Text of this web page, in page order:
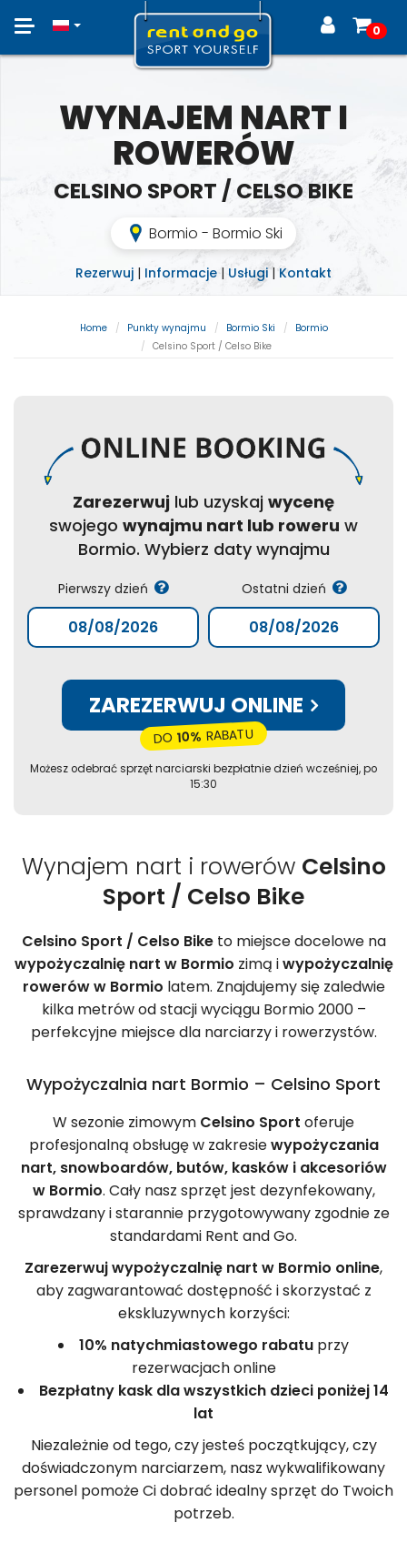
Toggle
0
WYNAJEM NART I
ROWERÓW
CELSINO SPORT / CELSO BIKE
Bormio - Bormio Ski
Rezerwuj | Informacje | Usługi| Kontakt
Home Punkty wynajmu Bormio Ski
Bormio
Celsino Sport / Celso Bike
Zarezerwuj lub uzyskaj wycenę
swojego wynajmu nart lub roweru w
Bormio. Wybierz daty wynajmu
Pierwszy dzień Ostatni dzień
ZAREZERWUJ ONLINE
DO10% RABATU
Możesz odebrać sprzęt narciarski bezpłatnie dzień wcześniej, po
15:30
Wynajem nart i rowerów Celsino
Sport / Celso Bike
Celsino Sport / Celso Biketo miejsce docelowe na
wypożyczalnię nart w Bormio zimą iwypożyczalnię
rowerów w Bormio latem. Znajdujemy się zaledwie
kilka metrów od stacji wyciągu Bormio 2000 –
perfekcyjne miejsce dla narciarzy i rowerzystów.
Wypożyczalnia nart Bormio – Celsino Sport
W sezonie zimowym Celsino Sport oferuje
profesjonalną obsługę w zakresiewypożyczania
nart, snowboardów, butów, kasków i akcesoriów
w Bormio. Cały nasz sprzęt jest dezynfekowany,
sprawdzany i starannie przygotowywany zgodnie ze
standardami Rent and Go.
Zarezerwuj wypożyczalnię nart w Bormio online,
aby zagwarantować dostępność i skorzystać z
ekskluzywnych korzyści:
10% natychmiastowego rabatu przy
rezerwacjach online
Bezpłatny kask dla wszystkich dzieci poniżej 14
lat
Niezależnie od tego, czy jesteś początkujący, czy
doświadczonym narciarzem, nasz wykwalifikowany
personel pomoże Ci dobrać idealny sprzęt do Twoich
potrzeb.